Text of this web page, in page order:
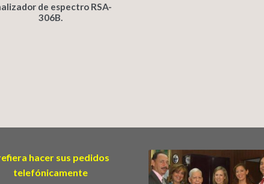
de espectro RSA-
306B.
hacer sus pedidos
telefónicamente